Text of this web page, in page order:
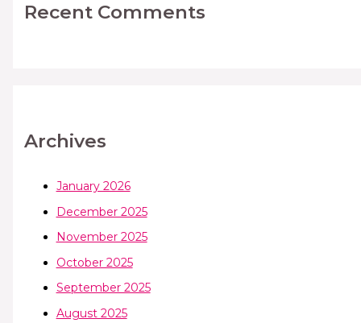
Recent Comments
Archives
January 2026
December 2025
November 2025
October 2025
September 2025
August 2025